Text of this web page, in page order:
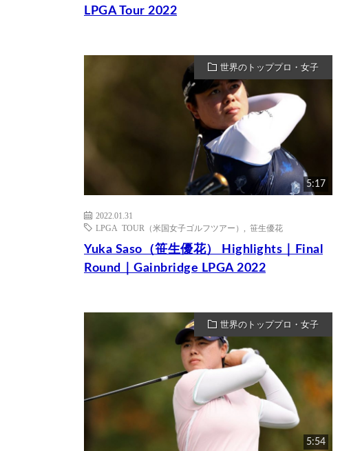
LPGA Tour 2022
世界のトッププロ・女子
5:17
2022.01.31
LPGA TOUR（米国女子ゴルフツアー）
笹生優花
Yuka Saso（笹生優花） Highlights｜Final
Round｜Gainbridge LPGA 2022
世界のトッププロ・女子
5:54